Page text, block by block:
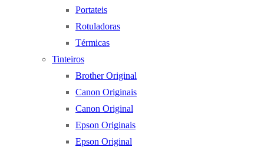
Portateis
Rotuladoras
Térmicas
Tinteiros
Brother Original
Canon Originais
Canon Original
Epson Originais
Epson Original